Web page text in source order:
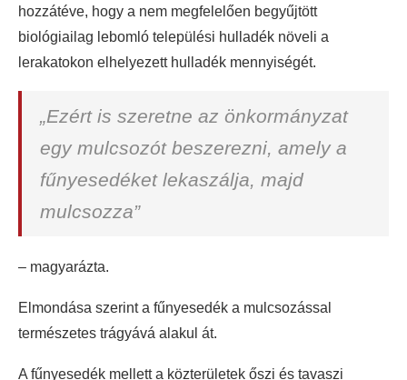
hozzátéve, hogy a nem megfelelően begyűjtött
biológiailag lebomló települési hulladék növeli a
lerakatokon elhelyezett hulladék mennyiségét.
„Ezért is szeretne az önkormányzat
egy mulcsozót beszerezni, amely a
fűnyesedéket lekaszálja, majd
mulcsozza”
– magyarázta.
Elmondása szerint a fűnyesedék a mulcsozással
természetes trágyává alakul át.
A fűnyesedék mellett a közterületek őszi és tavaszi